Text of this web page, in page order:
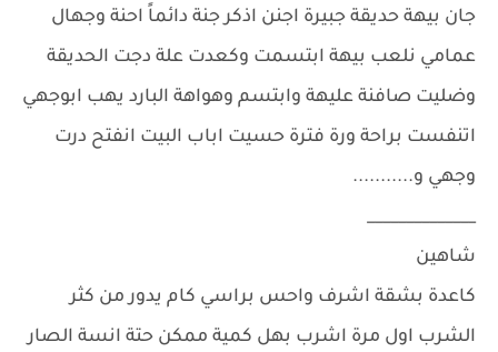
جان بيهة حديقة جبيرة اجنن اذكر جنة دائماً احنة وجهال
عمامي نلعب بيهة ابتسمت وكعدت علة دجت الحديقة
وضليت صافنة عليهة وابتسم وهواهة البارد يهب ابوجهي
اتنفست براحة ورة فترة حسيت اباب البيت انفتح درت
وجهي و...........
______________
شاهين
كاعدة بشقة اشرف واحس براسي كام يدور من كثر
الشرب اول مرة اشرب بهل كمية ممكن حتة انسة الصار